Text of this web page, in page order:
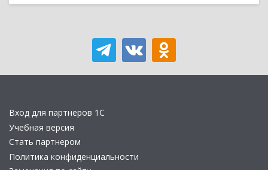
Вход для партнеров 1С
Учебная версия
Стать партнером
Политика конфиденциальности